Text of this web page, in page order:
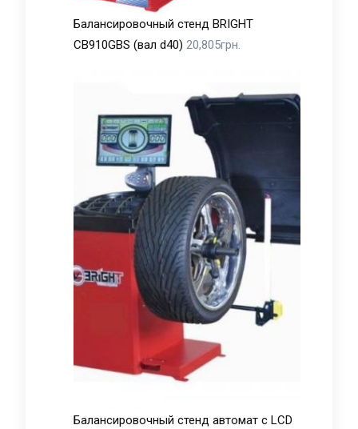
Балансировочный стенд BRIGHT
CB910GBS (вал d40) 20,805грн.
Балансировочный стенд автомат с LCD